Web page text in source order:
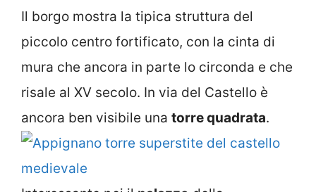
Il borgo mostra la tipica struttura del
piccolo centro fortificato, con la cinta di
mura che ancora in parte lo circonda e che
risale al XV secolo. In via del Castello è
ancora ben visibile una torre quadrata.